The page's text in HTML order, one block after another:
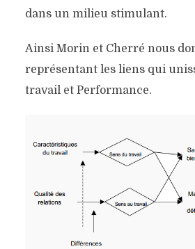
dans un milieu stimulant.
Ainsi Morin et Cherré nous
représentant les liens qui
travail et Performance.